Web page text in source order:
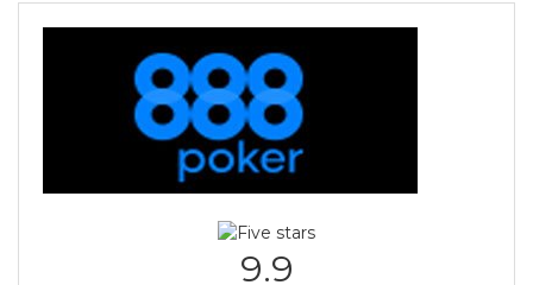
9.9